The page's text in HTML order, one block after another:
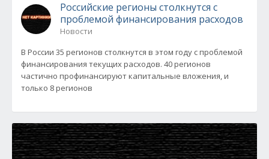
Российские регионы столкнутся с
проблемой финансирования расходов
Новости
В России 35 регионов столкнутся в этом году с проблемой
финансирования текущих расходов. 40 регионов
частично профинансируют капитальные вложения, и
только 8 регионов